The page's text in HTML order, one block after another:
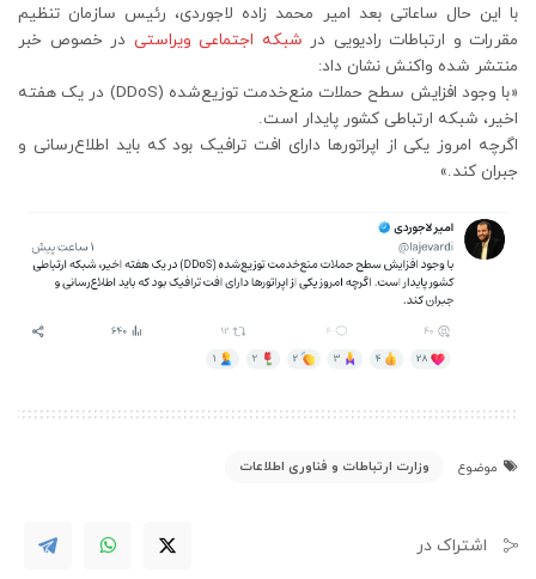
با این حال ساعاتی بعد امیر محمد زاده لاجوردی، رئیس سازمان تنظیم
مقررات و ارتباطات رادیویی در شبکه اجتماعی ویراستی در خصوص خبر
منتشر شده واکنش نشان داد:
«با وجود افزایش سطح حملات منع‌خدمت توزیع‌شده (DDoS) در یک هفته
اخیر، شبکه ارتباطی کشور پایدار است.
اگرچه امروز یکی از اپراتورها دارای افت ترافیک بود که باید اطلاع‌رسانی و
جبران کند.»
موضوع وزارت ارتباطات و فناوری اطلاعات
اشتراک در